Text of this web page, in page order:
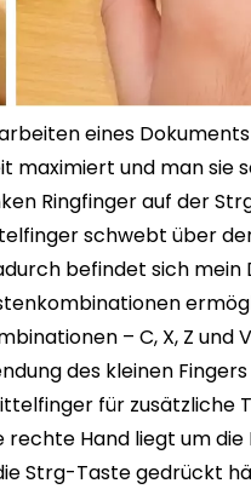
eines
maximiert und man sie
Ringfinger auf der
schwebt über
befindet sich mein
– C, X, Z und
des kleinen
für zusätzliche
rechte Hand liegt um
Strg-Taste gedrückt